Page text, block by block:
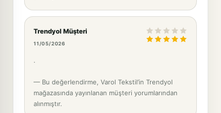
Trendyol Müşteri
11/05/2026
.
— Bu değerlendirme, Varol Tekstil’in Trendyol
mağazasında yayınlanan müşteri yorumlarından
alınmıştır.